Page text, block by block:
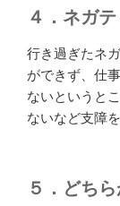
４．ネガ
行き過ぎたネ
ができず、仕
ないというと
ないなど支障
５．どち